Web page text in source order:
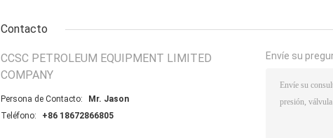
Contacto
CCSC PETROLEUM EQUIPMENT LIMITED
COMPANY
Persona de Contacto:
Mr. Jason
Teléfono:
+86 18672866805
Envíe su